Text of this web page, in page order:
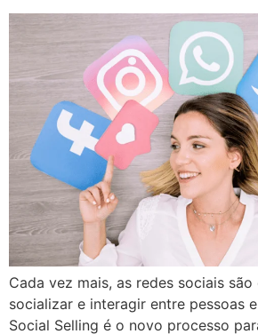
Cada vez mais, as redes sociais são
socializar e interagir entre pessoas
Social Selling é o novo processo